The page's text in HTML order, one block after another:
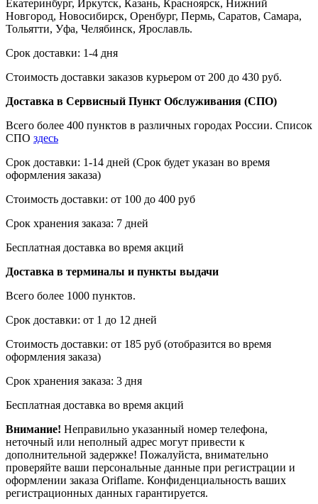
Екатеринбург, Иркутск, Казань, Красноярск, Нижний
Новгород, Новосибирск, Оренбург, Пермь, Саратов, Самара,
Тольятти, Уфа, Челябинск, Ярославль.
Срок доставки: 1-4 дня
Стоимость доставки заказов курьером от 200 до 430 руб.
Доставка в Сервисный Пункт Обслуживания (СПО)
Всего более 400 пунктов в различных городах России. Список
СПО здесь
Срок доставки: 1-14 дней (Срок будет указан во время
оформления заказа)
Стоимость доставки: от 100 до 400 руб
Срок хранения заказа: 7 дней
Бесплатная доставка во время акций
Доставка в терминалы и пункты выдачи
Всего более 1000 пунктов.
Срок доставки: от 1 до 12 дней
Стоимость доставки: от 185 руб (отобразится во время
оформления заказа)
Срок хранения заказа: 3 дня
Бесплатная доставка во время акций
Внимание! Неправильно указанный номер телефона,
неточный или неполный адрес могут привести к
дополнительной задержке! Пожалуйста, внимательно
проверяйте ваши персональные данные при регистрации и
оформлении заказа Oriflame. Конфиденциальность ваших
регистрационных данных гарантируется.